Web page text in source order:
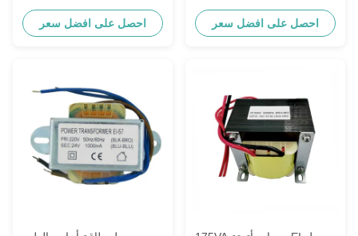
380V إلى 220V
احصل على افضل سعر
العزل
احصل على افضل سعر